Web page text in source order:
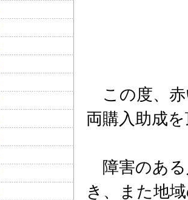
この度、赤
両購入助成
障害のある
き、また地